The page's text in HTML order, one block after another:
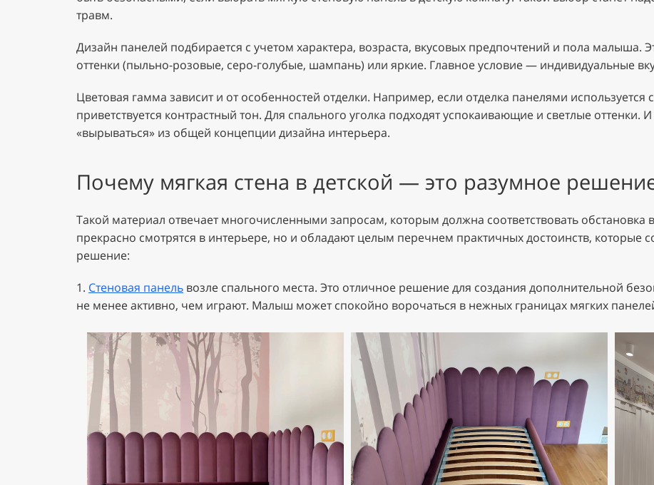
травм.
Дизайн панелей подбирается с учетом характера, возраста, вкусовых предпочтений и пола малыша.
оттенки (пыльно-розовые, серо-голубые, шампань) или яркие. Главное условие — индивидуальные
Цветовая гамма зависит и от особенностей отделки. Например, если отделка панелями
приветствуется контрастный тон. Для спального уголка подходят успокаивающие и светлые
«вырываться» из общей концепции дизайна интерьера.
Почему мягкая стена в детской — это разумное
Такой материал отвечает многочисленными запросам, которым должна соответствовать обстановка
прекрасно смотрятся в интерьере, но и обладают целым перечнем практичных достоинств, которые
решение:
1. Стеновая панель возле спального места. Это отличное решение для создания дополнительной
не менее активно, чем играют. Малыш может спокойно ворочаться в нежных границах мягких